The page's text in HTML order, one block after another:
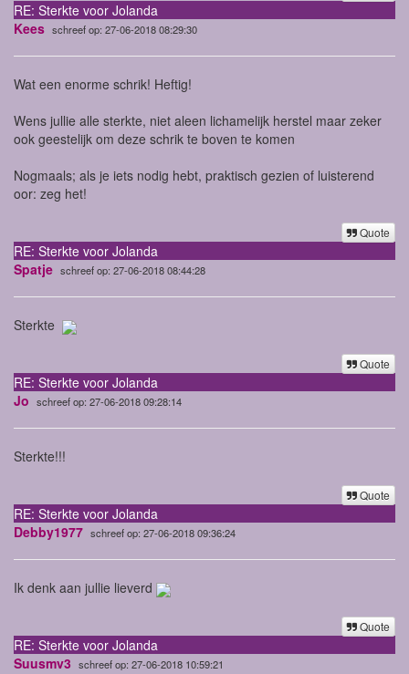
RE: Sterkte voor Jolanda
Kees schreef op: 27-06-2018 08:29:30
Wat een enorme schrik! Heftig!
Wens jullie alle sterkte, niet aleen lichamelijk herstel maar zeker
ook geestelijk om deze schrik te boven te komen
Nogmaals; als je iets nodig hebt, praktisch gezien of luisterend
oor: zeg het!
Quote
RE: Sterkte voor Jolanda
Spatje schreef op: 27-06-2018 08:44:28
Sterkte
Quote
RE: Sterkte voor Jolanda
Jo schreef op: 27-06-2018 09:28:14
Sterkte!!!
Quote
RE: Sterkte voor Jolanda
Debby1977 schreef op: 27-06-2018 09:36:24
Ik denk aan jullie lieverd
Quote
RE: Sterkte voor Jolanda
Suusmv3 schreef op: 27-06-2018 10:59:21